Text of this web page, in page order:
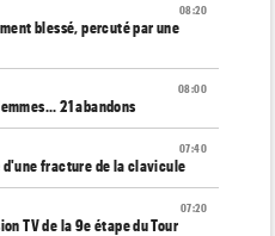
08:20
blessé, percuté par une
08:00
21 abandons
07:40
fracture de la clavicule
07:20
TV de la 9e étape du Tour